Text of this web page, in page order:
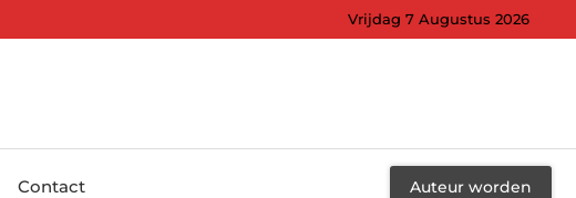
Vrijdag 7 Augustus 2026
Contact Auteur worden